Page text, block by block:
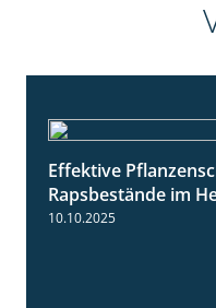
Effektive
Rapsbestände im
10.10.2025